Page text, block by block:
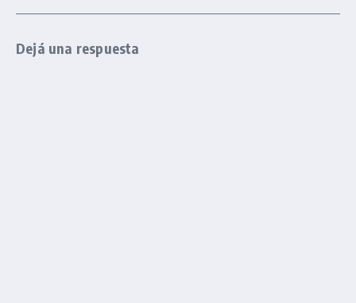
Dejá una respuesta